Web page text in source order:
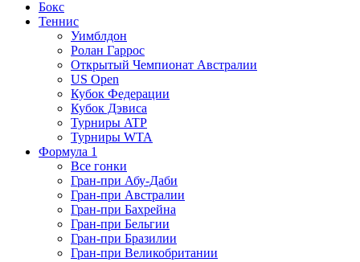
Бокс
Теннис
Уимблдон
Ролан Гаррос
Открытый Чемпионат Австралии
US Open
Кубок Федерации
Кубок Дэвиса
Турниры ATP
Турниры WTA
Формула 1
Все гонки
Гран-при Абу-Даби
Гран-при Австралии
Гран-при Бахрейна
Гран-при Бельгии
Гран-при Бразилии
Гран-при Великобритании